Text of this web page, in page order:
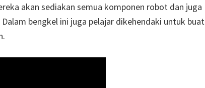
akan sediakan semua komponen robot dan juga
bengkel ini juga pelajar dikehendaki untuk buat